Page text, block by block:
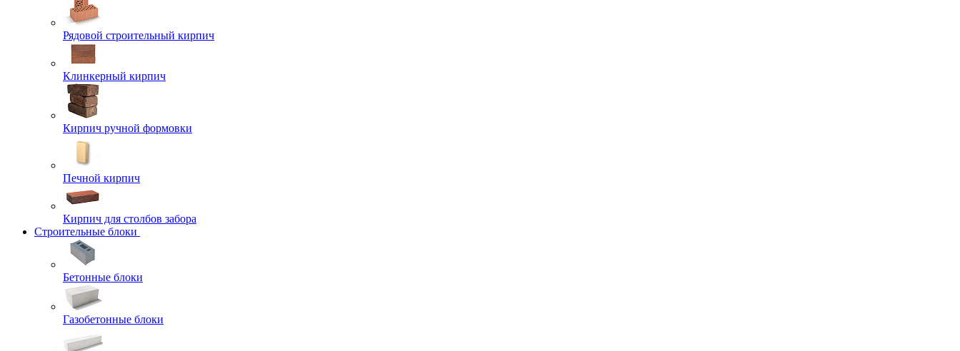
Рядовой строительный кирпич
Клинкерный кирпич
Кирпич ручной формовки
Печной кирпич
Кирпич для столбов забора
Строительные блоки
Бетонные блоки
Газобетонные блоки